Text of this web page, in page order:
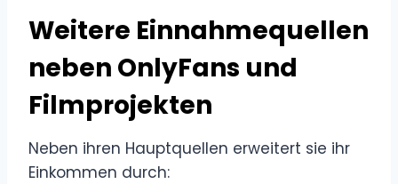
Weitere Einnahmequellen
neben OnlyFans und
Filmprojekten
Neben ihren Hauptquellen erweitert sie ihr
Einkommen durch: